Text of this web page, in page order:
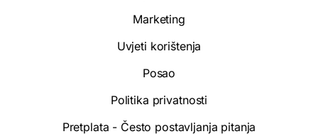
Marketing
Uvjeti korištenja
Posao
Politika privatnosti
Pretplata - Često postavljanja pitanja